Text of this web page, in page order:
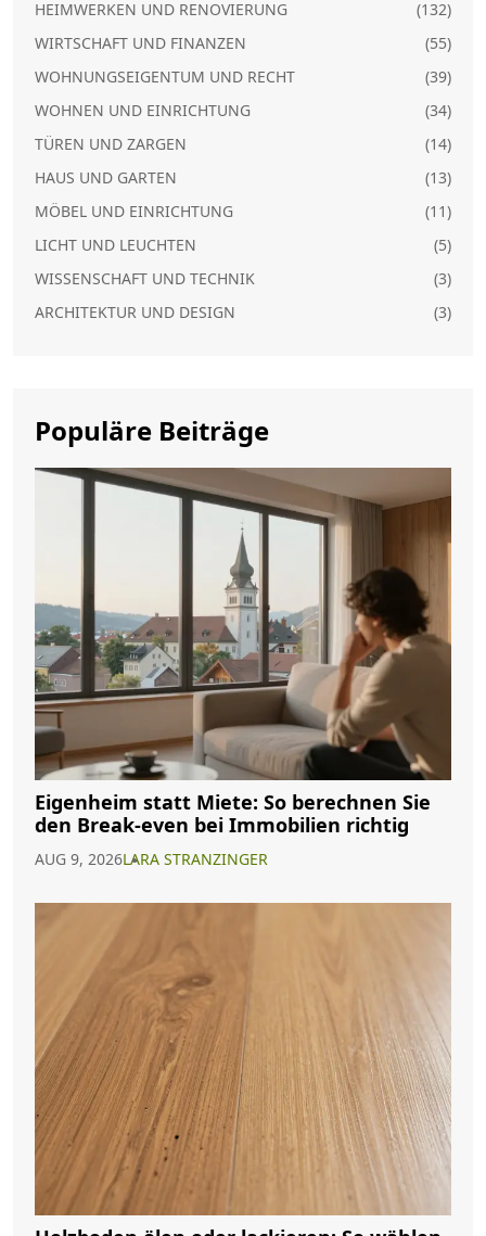
HEIMWERKEN UND RENOVIERUNG
(132)
WIRTSCHAFT UND FINANZEN
(55)
WOHNUNGSEIGENTUM UND RECHT
(39)
WOHNEN UND EINRICHTUNG
(34)
TÜREN UND ZARGEN
(14)
HAUS UND GARTEN
(13)
MÖBEL UND EINRICHTUNG
(11)
LICHT UND LEUCHTEN
(5)
WISSENSCHAFT UND TECHNIK
(3)
ARCHITEKTUR UND DESIGN
(3)
Populäre Beiträge
Eigenheim statt Miete: So berechnen Sie
den Break-even bei Immobilien richtig
AUG 9, 2026LARA STRANZINGER